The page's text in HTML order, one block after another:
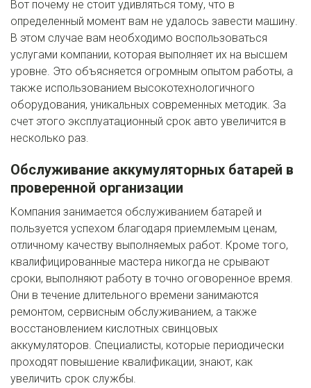
Вот почему не стоит удивляться тому, что в
определенный момент вам не удалось завести машину.
В этом случае вам необходимо воспользоваться
услугами компании, которая выполняет их на высшем
уровне. Это объясняется огромным опытом работы, а
также использованием высокотехнологичного
оборудования, уникальных современных методик. За
счет этого эксплуатационный срок авто увеличится в
несколько раз.
Обслуживание аккумуляторных батарей в
проверенной организации
Компания занимается обслуживанием батарей и
пользуется успехом благодаря приемлемым ценам,
отличному качеству выполняемых работ. Кроме того,
квалифицированные мастера никогда не срывают
сроки, выполняют работу в точно оговоренное время.
Они в течение длительного времени занимаются
ремонтом, сервисным обслуживанием, а также
восстановлением кислотных свинцовых
аккумуляторов. Специалисты, которые периодически
проходят повышение квалификации, знают, как
увеличить срок службы.